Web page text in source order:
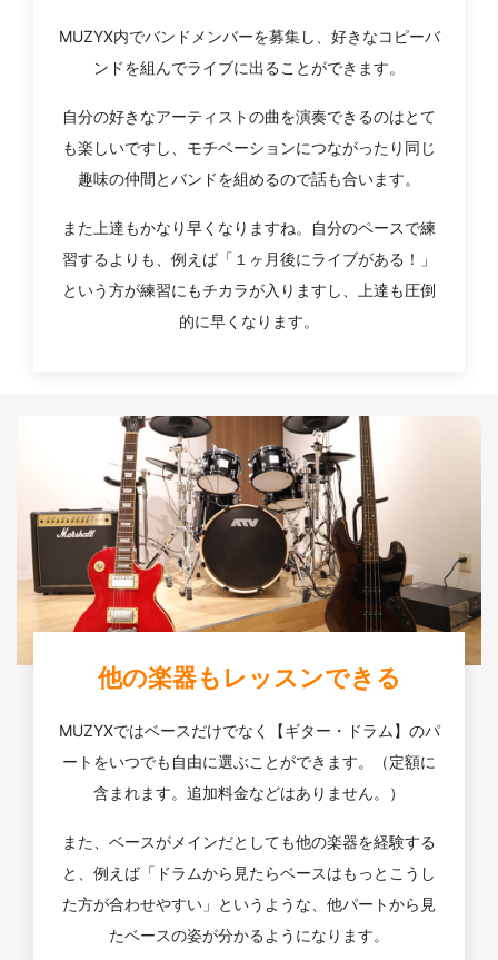
MUZYX内でバンドメンバーを募集し、好きなコピーバ
ンドを組んでライブに出ることができます。
自分の好きなアーティストの曲を演奏できるのはとて
も楽しいですし、モチベーションにつながったり同じ
趣味の仲間とバンドを組めるので話も合います。
また上達もかなり早くなりますね。自分のペースで練
習するよりも、例えば「１ヶ月後にライブがある！」
という方が練習にもチカラが入りますし、上達も圧倒
的に早くなります。
他の楽器もレッスンできる
MUZYXではベースだけでなく【ギター・ドラム】のパ
ートをいつでも自由に選ぶことができます。（定額に
含まれます。追加料金などはありません。）
また、ベースがメインだとしても他の楽器を経験する
と、例えば「ドラムから見たらベースはもっとこうし
た方が合わせやすい」というような、他パートから見
たベースの姿が分かるようになります。